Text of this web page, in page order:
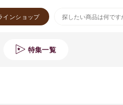
インショップ
特集一覧